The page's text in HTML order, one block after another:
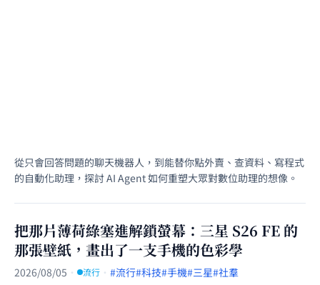
從只會回答問題的聊天機器人，到能替你點外賣、查資料、寫程式
的自動化助理，探討 AI Agent 如何重塑大眾對數位助理的想像。
把那片薄荷綠塞進解鎖螢幕：三星 S26 FE 的
那張壁紙，畫出了一支手機的色彩學
2026/08/05 · 流行 · #流行#科技#手機#三星#社羣